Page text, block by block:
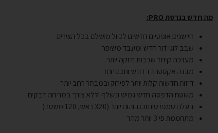
מה חדש בגרסת PRO:
חיישנים אופטיים חדשים לכיול מושלם בכל הצירים
שבב לוגי דור חדש ומעבד משופר
מערכת קירור שכבות חזקה יותר
מבנה אקסטרודר חדש וחכם יותר
דיזות חדשות קלות יותר לפירוק ובמבחר רחב יותר
משטח הדפסה חדש גמיש ונשלף וללא צורך במריחת דבקים
בעלת טמפרטורות גבוהות יותר (320 ראש, 120 משטח)
מתחממת פי 3 יותר מהר